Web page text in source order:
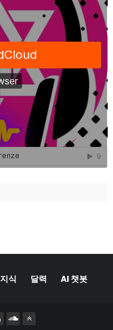
지식 달력 AI 챗봇